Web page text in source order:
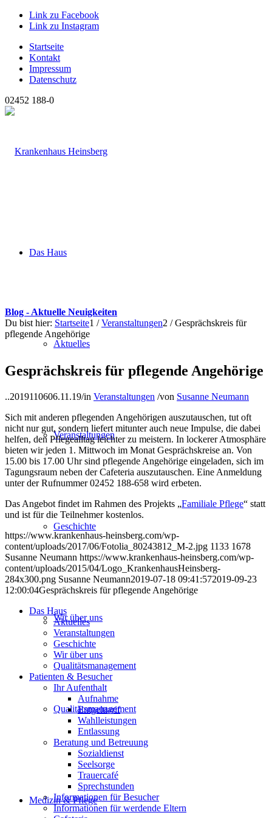
Link zu Facebook
Link zu Instagram
Startseite
Kontakt
Impressum
Datenschutz
02452 188-0
Das Haus
Aktuelles
Veranstaltungen
Geschichte
Wir über uns
Qualitätsmanagement
Medizin & Pflege
Blog - Aktuelle Neuigkeiten
Du bist hier: Startseite1 / Veranstaltungen2 / Gesprächskreis für
pflegende Angehörige
Gesprächskreis für pflegende Angehörige
..2019110606.11.19/in Veranstaltungen /von Susanne Neumann
Sich mit anderen pflegenden Angehörigen auszutauschen, tut oft
nicht nur gut, sondern liefert mitunter auch neue Impulse, die dabei
helfen, den Pflegealltag leichter zu meistern. In lockerer Atmosphäre
bieten wir jeden 1. Mittwoch im Monat Gesprächskreise an. Von
15.00 bis 17.00 Uhr sind pflegende Angehörige eingeladen, sich im
Tagungsraum neben der Cafeteria auszutauschen. Eine Anmeldung
unter der Rufnummer 02452 188-658 wird erbeten.
Das Angebot findet im Rahmen des Projekts „Familiale Pflege“ statt
und ist für die Teilnehmer kostenlos.
https://www.krankenhaus-heinsberg.com/wp-
content/uploads/2017/06/Fotolia_80243812_M-2.jpg 1133 1678
Susanne Neumann https://www.krankenhaus-heinsberg.com/wp-
content/uploads/2015/04/Logo_KrankenhausHeinsberg-
284x300.png Susanne Neumann2019-07-18 09:41:572019-09-23
12:00:04Gesprächskreis für pflegende Angehörige
Das Haus
Aktuelles
Veranstaltungen
Geschichte
Wir über uns
Qualitätsmanagement
Patienten & Besucher
Ihr Aufenthalt
Aufnahme
Entgelttarif
Wahlleistungen
Entlassung
Beratung und Betreuung
Sozialdienst
Seelsorge
Trauercafé
Sprechstunden
Informationen für Besucher
Informationen für werdende Eltern